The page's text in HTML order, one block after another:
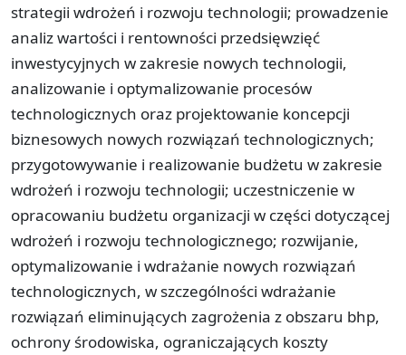
strategii wdrożeń i rozwoju technologii; prowadzenie
analiz wartości i rentowności przedsięwzięć
inwestycyjnych w zakresie nowych technologii,
analizowanie i optymalizowanie procesów
technologicznych oraz projektowanie koncepcji
biznesowych nowych rozwiązań technologicznych;
przygotowywanie i realizowanie budżetu w zakresie
wdrożeń i rozwoju technologii; uczestniczenie w
opracowaniu budżetu organizacji w części dotyczącej
wdrożeń i rozwoju technologicznego; rozwijanie,
optymalizowanie i wdrażanie nowych rozwiązań
technologicznych, w szczególności wdrażanie
rozwiązań eliminujących zagrożenia z obszaru bhp,
ochrony środowiska, ograniczających koszty